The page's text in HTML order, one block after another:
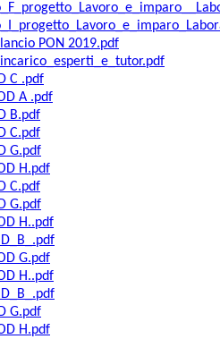
PON 2019.pdf
C .pdf
A .pdf
B.pdf
C.pdf
G.pdf
H.pdf
C.pdf
G.pdf
H..pdf
G.pdf
H..pdf
G.pdf
H.pdf